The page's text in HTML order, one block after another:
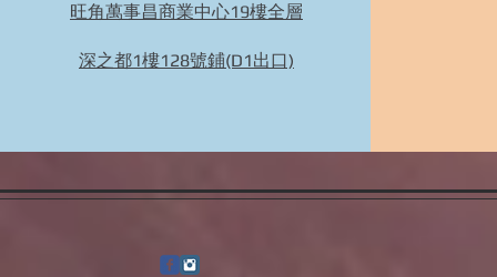
旺角萬事昌商業中心19樓全層
深之都1樓128號鋪(D1出口)